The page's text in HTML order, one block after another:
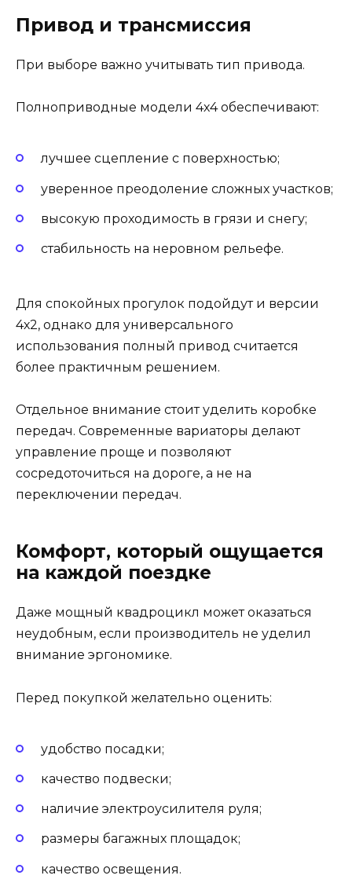
Привод и трансмиссия
При выборе важно учитывать тип привода.
Полноприводные модели 4х4 обеспечивают:
лучшее сцепление с поверхностью;
уверенное преодоление сложных участков;
высокую проходимость в грязи и снегу;
стабильность на неровном рельефе.
Для спокойных прогулок подойдут и версии
4х2, однако для универсального
использования полный привод считается
более практичным решением.
Отдельное внимание стоит уделить коробке
передач. Современные вариаторы делают
управление проще и позволяют
сосредоточиться на дороге, а не на
переключении передач.
Комфорт, который ощущается
на каждой поездке
Даже мощный квадроцикл может оказаться
неудобным, если производитель не уделил
внимание эргономике.
Перед покупкой желательно оценить:
удобство посадки;
качество подвески;
наличие электроусилителя руля;
размеры багажных площадок;
качество освещения.